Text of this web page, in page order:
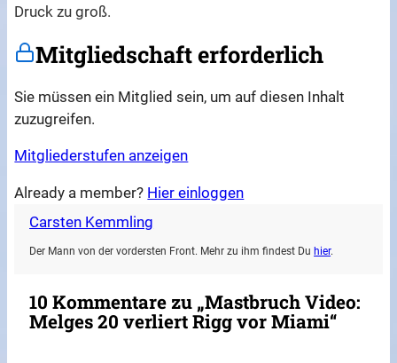
Druck zu groß.
Mitgliedschaft erforderlich
Sie müssen ein Mitglied sein, um auf diesen Inhalt
zuzugreifen.
Mitgliederstufen anzeigen
Already a member? Hier einloggen
Carsten Kemmling
Der Mann von der vordersten Front. Mehr zu ihm findest Du hier.
10 Kommentare zu „Mastbruch Video:
Melges 20 verliert Rigg vor Miami“